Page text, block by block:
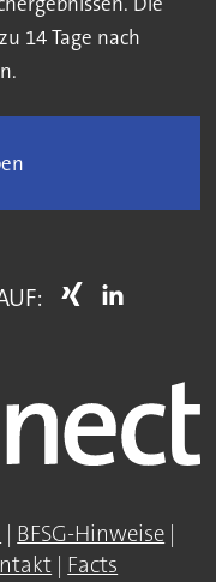
14 Tage nach
| BFSG-Hinweise |
| Facts